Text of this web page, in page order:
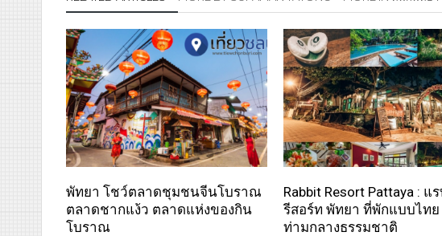
พัทยา โชว์ตลาดชุมชนจีนโบราณ
ตลาดชากแง้ว ตลาดแห่งของกิน
โบราณ
Rabbit Resort Pattaya : แ
รีสอร์ท พัทยา ที่พักแบบไทย
ท่ามกลางธรรมชาติ